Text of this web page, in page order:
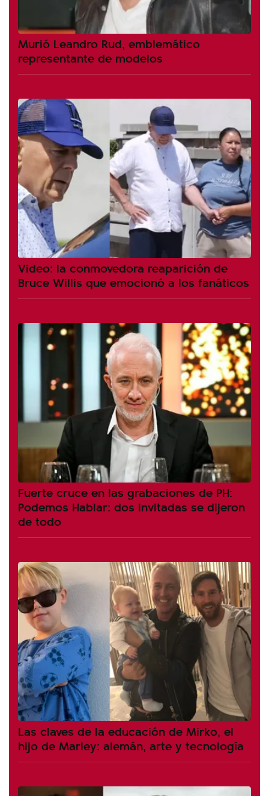
Murió Leandro Rud, emblemático
representante de modelos
Video: la conmovedora reaparición de
Bruce Willis que emocionó a los fanáticos
Fuerte cruce en las grabaciones de PH:
Podemos Hablar: dos invitadas se dijeron
de todo
Las claves de la educación de Mirko, el
hijo de Marley: alemán, arte y tecnología